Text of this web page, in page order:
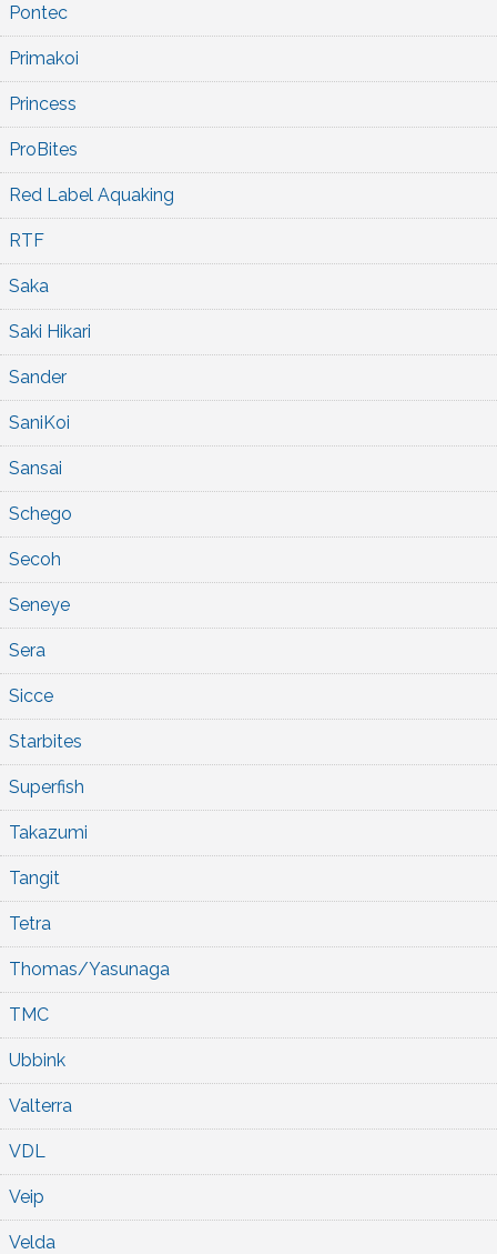
Pontec
Primakoi
Princess
ProBites
Red Label Aquaking
RTF
Saka
Saki Hikari
Sander
SaniKoi
Sansai
Schego
Secoh
Seneye
Sera
Sicce
Starbites
Superfish
Takazumi
Tangit
Tetra
Thomas/Yasunaga
TMC
Ubbink
Valterra
VDL
Veip
Velda